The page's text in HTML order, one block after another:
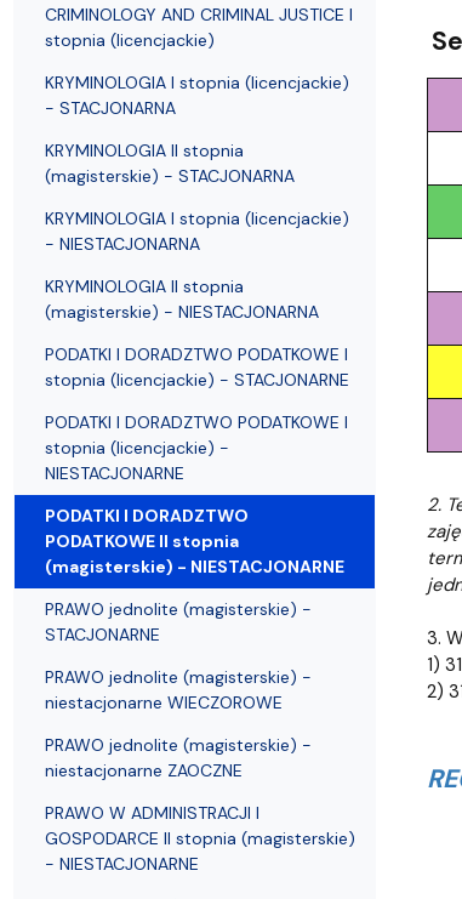
2.
3.
1)
2)
CRIMINOLOGY AND CRIMINAL JUSTICE I
stopnia (licencjackie)
KRYMINOLOGIA I stopnia (licencjackie)
- STACJONARNA
KRYMINOLOGIA II stopnia
(magisterskie) - STACJONARNA
KRYMINOLOGIA I stopnia (licencjackie)
- NIESTACJONARNA
KRYMINOLOGIA II stopnia
(magisterskie) - NIESTACJONARNA
PODATKI I DORADZTWO PODATKOWE I
stopnia (licencjackie) - STACJONARNE
PODATKI I DORADZTWO PODATKOWE I
stopnia (licencjackie) -
NIESTACJONARNE
PODATKI I DORADZTWO
PODATKOWE II stopnia
(magisterskie) - NIESTACJONARNE
PRAWO jednolite (magisterskie) -
STACJONARNE
PRAWO jednolite (magisterskie) -
niestacjonarne WIECZOROWE
PRAWO jednolite (magisterskie) -
niestacjonarne ZAOCZNE
PRAWO W ADMINISTRACJI I
GOSPODARCE II stopnia (magisterskie)
- NIESTACJONARNE